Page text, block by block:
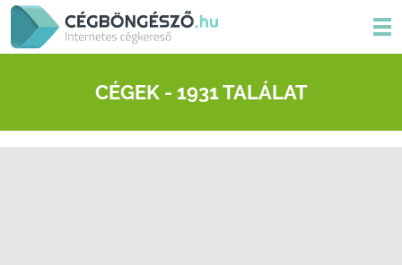
CÉGEK - 1931 TALÁLAT